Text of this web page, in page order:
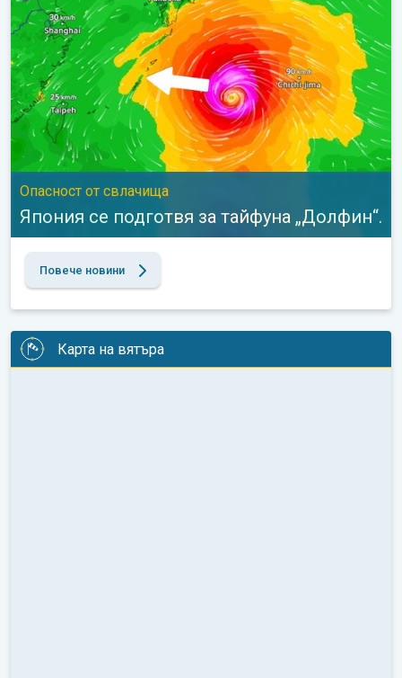
Опасност от свлачища
Япония се подготвя за тайфуна „Долфин“.
Повече новини
Карта на вятъра